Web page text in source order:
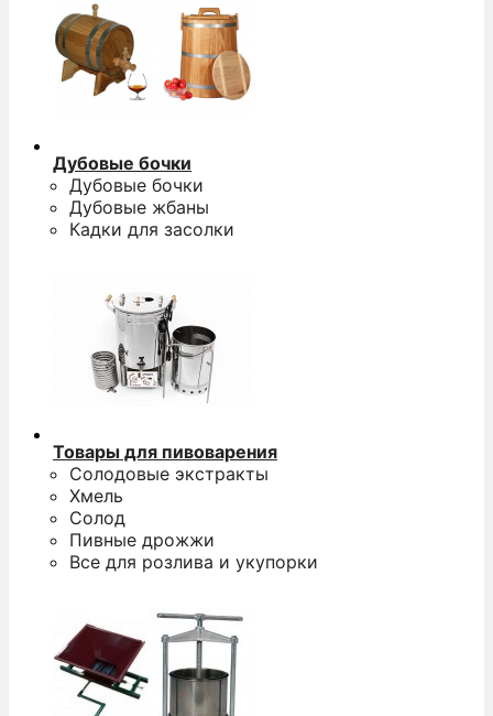
Дубовые бочки
Дубовые бочки
Дубовые жбаны
Кадки для засолки
Товары для пивоварения
Солодовые экстракты
Хмель
Солод
Пивные дрожжи
Все для розлива и укупорки